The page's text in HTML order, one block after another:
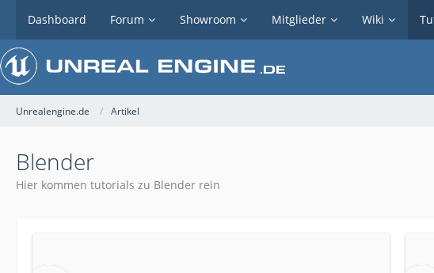
Dashboard Forum Showroom Mitglieder Wiki
Unrealengine.de Artikel
Blender
Hier kommen tutorials zu Blender rein